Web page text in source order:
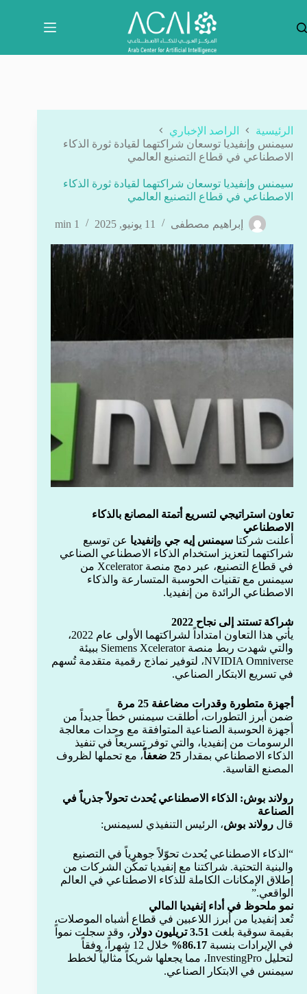
المحتوى
الرئيسية
الراصد الإخباري
سيمنس وإنفيديا توسعان شراكتهما لقيادة ثورة الذكاء
الاصطناعي في قطاع التصنيع العالمي
سيمنس وإنفيديا توسعان شراكتهما لقيادة ثورة الذكاء
الاصطناعي في قطاع التصنيع العالمي
إبراهيم مصطفى 11 يونيو, 2025 1 min
تعاون استراتيجي لتسريع أتمتة المصانع بالذكاء
الاصطناعي
أعلنت شركتا سيمنس إيه جي و إنفيديا عن توسيع
شراكتهما لتعزيز استخدام الذكاء الاصطناعي الصناعي
في قطاع التصنيع، عبر دمج منصة Xcelerator من
سيمنس مع تقنيات الحوسبة المتسارعة والذكاء
الاصطناعي الرائدة من إنفيديا.
شراكة تستند إلى نجاح 2022
يأتي هذا التعاون امتداداً لشراكتهما الأولى عام 2022،
والتي شهدت ربط منصة Siemens Xcelerator ببيئة
NVIDIA Omniverse، لتوفير نماذج رقمية متقدمة تُسهم
في تسريع الابتكار الصناعي.
أجهزة متطورة وقدرات مضاعفة 25 مرة
ضمن أبرز التطورات، أطلقت سيمنس خطاً جديداً من
أجهزة الحوسبة الصناعية المتوافقة مع وحدات معالجة
الرسومات من إنفيديا، والتي توفر تسريعاً في تنفيذ
الذكاء الاصطناعي بمقدار 25 ضعفاً
، مع تحملها لظروف
المصنع القاسية.
رولاند بوش: الذكاء الاصطناعي يُحدث تحولاً جذرياً في
الصناعة
قال رولاند بوش، الرئيس التنفيذي لسيمنس:
“الذكاء الاصطناعي يُحدث تحوّلاً جوهرياً في التصنيع
والبنية التحتية. شراكتنا مع إنفيديا تمكّن الشركات من
إطلاق الإمكانات الكاملة للذكاء الاصطناعي في العالم
الواقعي.”
نمو ملحوظ في أداء إنفيديا المالي
تُعد إنفيديا من أبرز اللاعبين في قطاع أشباه الموصلات،
بقيمة سوقية بلغت 3.51 تريليون دولار
، وقد سجلت نمواً
في الإيرادات بنسبة 86.17%
خلال 12 شهراً، وفقاً
لتحليل InvestingPro، مما يجعلها شريكاً مثالياً لخطط
سيمنس في الابتكار الصناعي.